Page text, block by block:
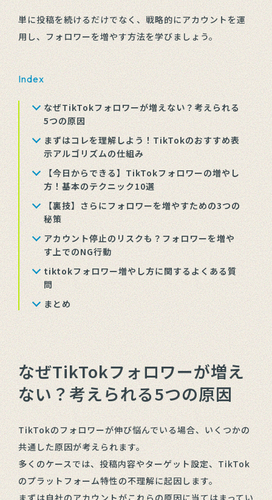
単に投稿を続けるだけでなく、戦略的にアカウントを運
用し、フォロワーを増やす方法を学びましょう。
Index
なぜTikTokフォロワーが増えない？考えられる
5つの原因
まずはコレを理解しよう！TikTokのおすすめ表
示アルゴリズムの仕組み
【今日からできる】TikTokフォロワーの増やし
方！基本のテクニック10選
【裏技】さらにフォロワーを増やすための3つの
秘策
アカウント停止のリスクも？フォロワーを増や
す上でのNG行動
tiktokフォロワー増やし方に関するよくある質
問
まとめ
なぜTikTokフォロワーが増え
ない？考えられる5つの原因
TikTokのフォロワーが伸び悩んでいる場合、いくつかの
共通した原因が考えられます。
多くのケースでは、投稿内容やターゲット設定、TikTok
のプラットフォーム特性の不理解に起因します。